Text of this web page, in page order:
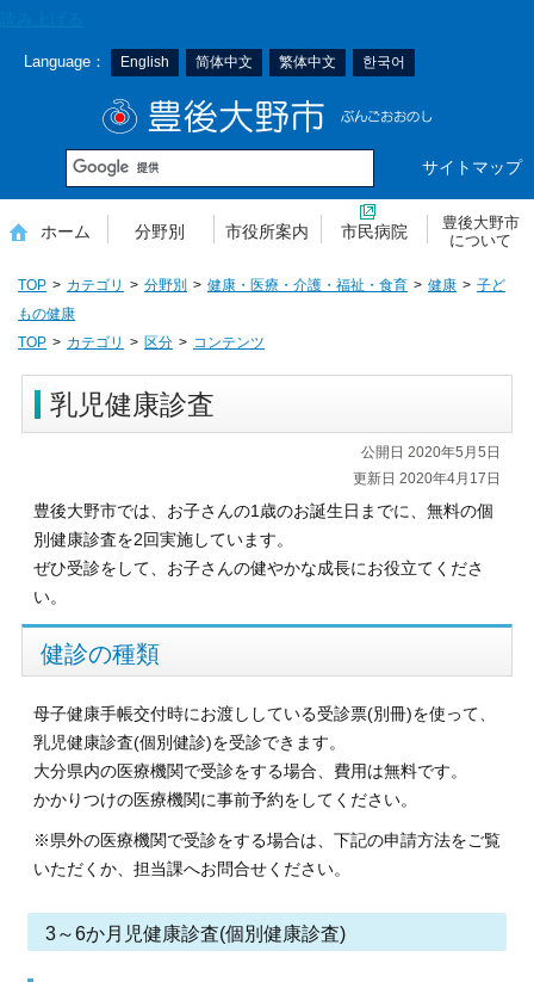
Language： English 简体中文 繁体中文 한국어
サイトマップ
ホーム 分野別 市役所案内 市民病院
豊後大野市
について
TOP カテゴリ 分野別 健康・医療・介護・福祉・食育 健康
子ど
もの健康
TOP
カテゴリ 区分 コンテンツ
乳児健康診査
公開日 2020年5月5日
更新日 2020年4月17日
豊後大野市では、お子さんの1歳のお誕生日までに、無料の個
別健康診査を2回実施しています。
ぜひ受診をして、お子さんの健やかな成長にお役立てくださ
い。
健診の種類
母子健康手帳交付時にお渡ししている受診票(別冊)を使って、
乳児健康診査(個別健診)を受診できます。
大分県内の医療機関で受診をする場合、費用は無料です。
かかりつけの医療機関に事前予約をしてください。
※県外の医療機関で受診をする場合は、下記の申請方法をご覧
いただくか、担当課へお問合せください。
3～6か月児健康診査(個別健康診査)